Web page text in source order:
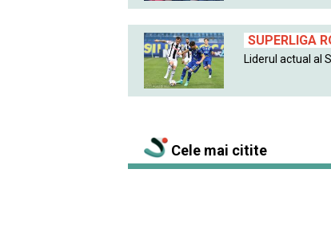
SUPERLIGA
Liderul actual al
Cele mai citite